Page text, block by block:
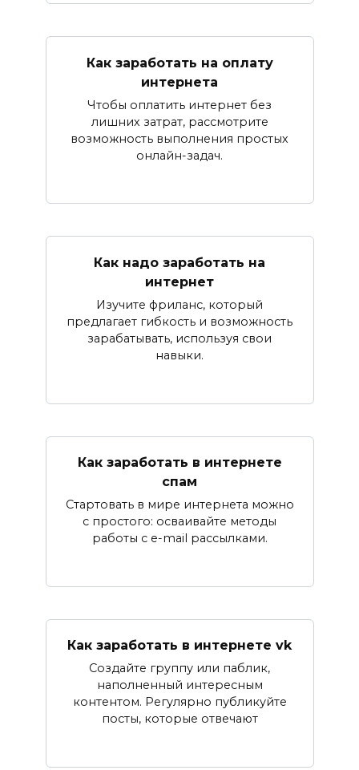
Как заработать на оплату
интернета
Чтобы оплатить интернет без
лишних затрат, рассмотрите
возможность выполнения простых
онлайн-задач.
Как надо заработать на
интернет
Изучите фриланс, который
предлагает гибкость и возможность
зарабатывать, используя свои
навыки.
Как заработать в интернете
спам
Стартовать в мире интернета можно
с простого: осваивайте методы
работы с e-mail рассылками.
Как заработать в интернете vk
Создайте группу или паблик,
наполненный интересным
контентом. Регулярно публикуйте
посты, которые отвечают